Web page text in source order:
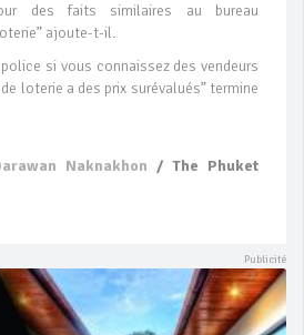
des faits similaires au bureau
ajoute-t-il.
si vous connaissez des vendeurs
loterie a des prix surévalués” termine
Naknakhon / The Phuket